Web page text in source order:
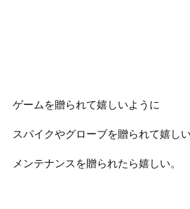
ゲームを贈られて嬉しいように
スパイクやグローブを贈られて嬉しい
メンテナンスを贈られたら嬉しい。